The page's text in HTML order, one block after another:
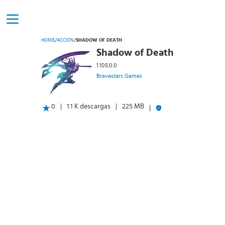
HOME/ACCIÓN/SHADOW OF DEATH
Shadow of Death
1.105.0.0
Bravestars Games
0 1.1 K descargas 225 MB